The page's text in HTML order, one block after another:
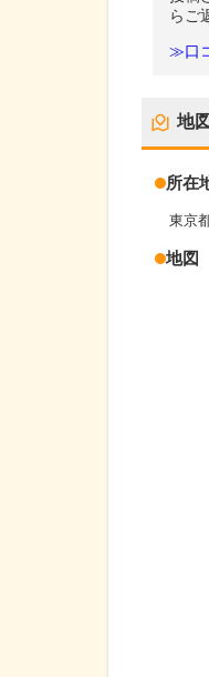
らご
≫口
地
所在
東京
地図